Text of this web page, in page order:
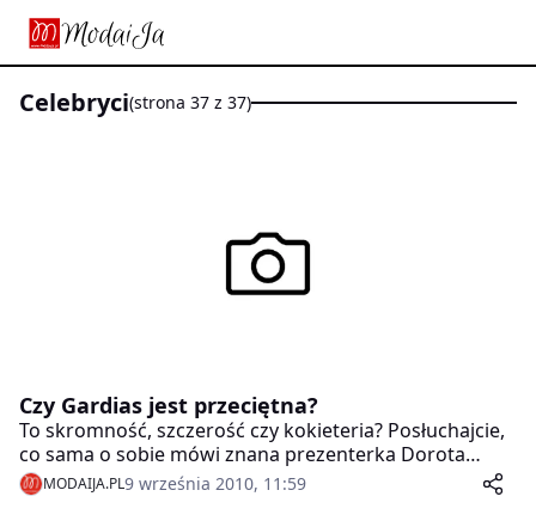
celebryci(strona 37 z 37)
Czy Gardias jest przeciętna?
To skromność, szczerość czy kokieteria? Posłuchajcie,
co sama o sobie mówi znana prezenterka Dorota
Gardias.
MODAIJA.PL9 września 2010, 11:59